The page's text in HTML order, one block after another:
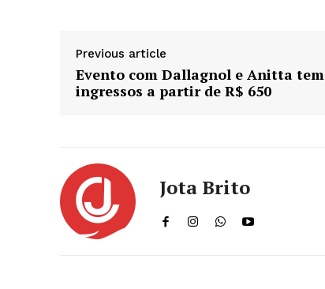
Previous article
Evento com Dallagnol e Anitta tem
ingressos a partir de R$ 650
Jota Brito